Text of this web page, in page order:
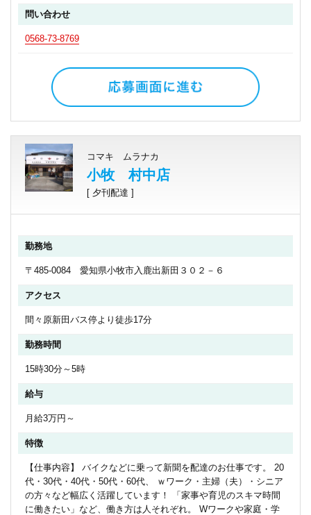
問い合わせ
0568-73-8769
コマキ ムラナカ
小牧 村中店
[ 夕刊配達 ]
勤務地
〒485-0084 愛知県小牧市入鹿出新田３０２－６
アクセス
間々原新田バス停より徒歩17分
勤務時間
15時30分～5時
給与
月給3万円～
特徴
【仕事内容】 バイクなどに乗って新聞を配達のお仕事です。 20
代・30代・40代・50代・60代、 ｗワーク・主婦（夫）・シニア
の方々など幅広く活躍しています！ 「家事や育児のスキマ時間
に働きたい」など、働き方は人それぞれ。 Wワークや家庭・学